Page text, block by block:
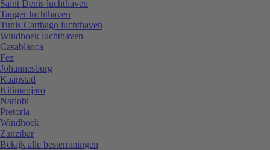
Saint Denis luchthaven
Tanger luchthaven
Tunis Carthago luchthaven
Windhoek luchthaven
Casablanca
Fez
Johannesburg
Kaapstad
Kilimanjaro
Nariobi
Pretoria
Windhoek
Zanzibar
Bekijk alle bestemmingen